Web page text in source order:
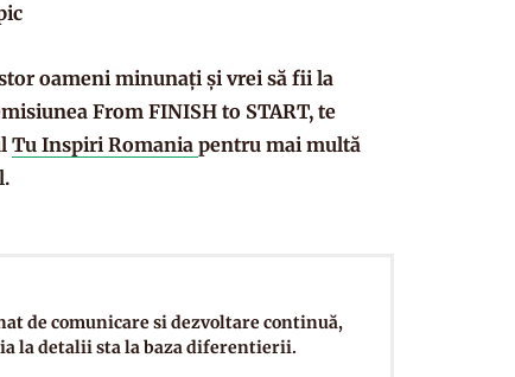
oameni minunați și vrei să fii la
From FINISH to START, te
Tu Inspiri Romania pentru mai multă
de comunicare si dezvoltare continuă,
la detalii sta la baza diferentierii.